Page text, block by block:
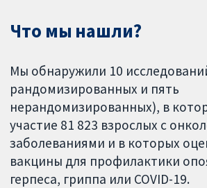
Что мы нашли?
Мы обнаружили 10
рандомизированных и пять
нерандомизированных), в
участие 81 823 взрослых с
заболеваниями и в которых
вакцины для профилактики
герпеса, гриппа или COVID-19.